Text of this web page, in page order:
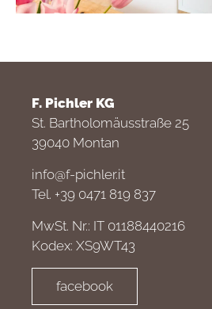
F. Pichler KG
St. Bartholomäusstraße 25
39040 Montan
info@f-pichler.it
Tel. +39 0471 819 837
MwSt. Nr.: IT 01188440216
Kodex: XS9WT43
facebook